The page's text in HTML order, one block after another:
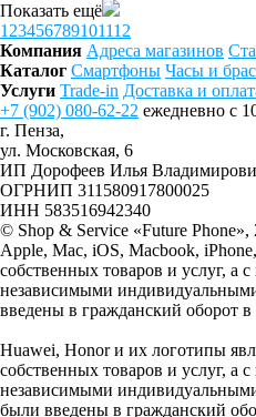
Показать ещё
1 23456789101112
Компания Адреса магазинов
Каталог Смартфоны Часы и
Услуги Trade-in Доставка и
+7 (902) 080-62-22 ежедневно с
г. Пенза,
ул. Московская, 6
ИП Дорофеев Илья
ОГРНИП 311580917800025
ИНН 583516942340
© Shop & Service «Future Phone»,
Apple, Mac, iOS, Macbook,
собственных товаров и услуг, а
независимыми
введены в гражданский оборот
Huawei, Honor и их логотипы
собственных товаров и услуг, а
независимыми
были введены в гражданский